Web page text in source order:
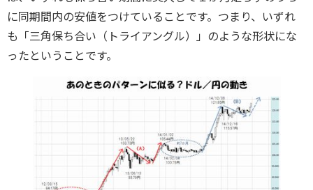
に同期間内の安値をつけていることです。つまり、いずれ
も「三角保ち合い（トライアングル）」のような形状にな
ったということです。